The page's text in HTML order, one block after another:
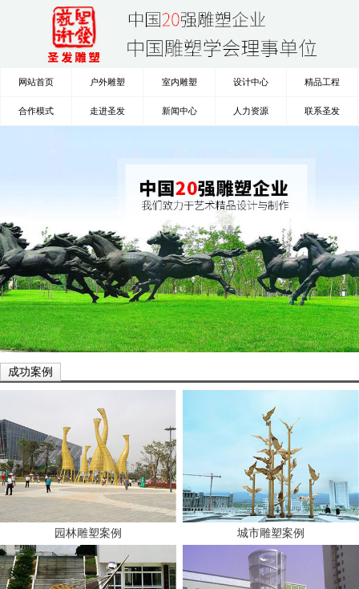
网站首页 户外雕塑 室内雕塑 设计中心 精品工程
合作模式 走进圣发 新闻中心 人力资源 联系圣发
成功案例
园林雕塑案例 城市雕塑案例